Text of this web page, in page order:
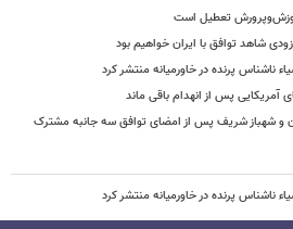
تعطیل است
شاهد توافق با ایران خواهیم بود
ناشناس پرنده در خاورمیانه منتشر کرد
آمریکایی پس از انهدام باقی ماند
و شهباز شریف پس از امضای توافق سه جانبه مشترک
ناشناس پرنده در خاورمیانه منتشر کرد